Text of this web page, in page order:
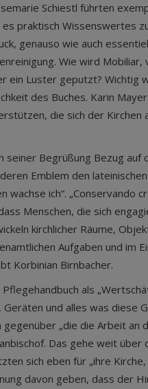
Schiestl führten
praktisch Wissenswertes
genauso wie auch
Wie wird Mobiliar,
ein Luster geputzt? Wichtig
des Buches. Karin
die sich der Kirchen
seiner Begrüßung Bezug auf
Emblem den
wachse ich“. „Conservando
Menschen, die sich
kirchlicher Räume,
Aufgaben und im
Korbinian Birnbacher.
als
Geräten und alles was diese
„die die Arbeit an
Das gehe weit über
sich eben für „ihre Kirche,
davon geben, dass der